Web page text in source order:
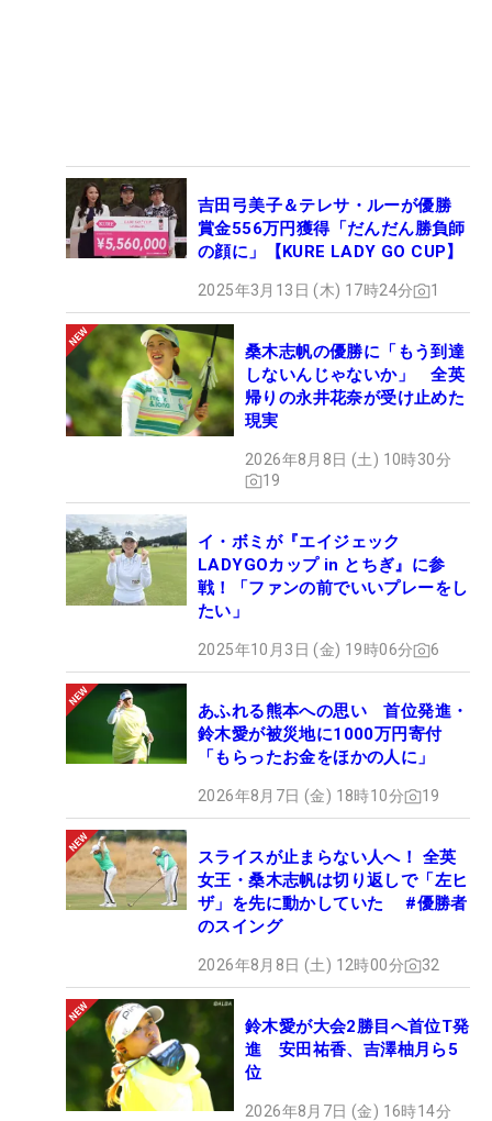
インタビューに応じる森田理香子 （撮影：福田文平）
■ダブルス戦には同級生の宮里美香と出場！
「同級生の（宮里）美香ちゃんとペアで出ます。
『出ようよ！』と以前から話していたんですけど、
8月はちょうど仕事が入っていて出れなくて。10月
ならって話したら、美香ちゃんが『旦那さんが子ど
も見てくれるなら行ける！』となって、旦那さんか
らOKが出ました」
続けて、「ただ、ちょっと迷惑かけるやろなって。
美香ちゃんトレーニングもしてるし、産後すぐ3ア
ンダーで回ってましたよ（笑）。みんなで『おかし
いでしょ……』って話してました」と、宮里の足を引
っ張るかもしれないことを不安に感じつつも、「私
もうまいっす」と自信満々な表情も見せる。
ゴルフの状態としては「80打つときもあるし、アン
ダー出るときもあるし、まだ波がありますね」と森
田。続けて「狭いところは苦手です。ちょうど飛ぶ
吉田弓美子＆テレサ・ルーが優勝
賞金556万円獲得「だんだん勝負師
の顔に」【KURE LADY GO CUP】
2025年3月13日 (木) 17時24分 1
桑木志帆の優勝に「もう到達
しないんじゃないか」 全英
帰りの永井花奈が受け止めた
現実
2026年8月8日 (土) 10時30分
19
イ・ボミが『エイジェック
LADYGOカップ in とちぎ』に参
戦！「ファンの前でいいプレーをし
たい」
2025年10月3日 (金) 19時06分 6
あふれる熊本への思い 首位発進・
鈴木愛が被災地に1000万円寄付
「もらったお金をほかの人に」
2026年8月7日 (金) 18時10分 19
スライスが止まらない人へ！ 全英
女王・桑木志帆は切り返しで「左ヒ
ザ」を先に動かしていた #優勝者
のスイング
2026年8月8日 (土) 12時00分 32
鈴木愛が大会2勝目へ首位T発
進 安田祐香、吉澤柚月ら5
位
2026年8月7日 (金) 16時14分